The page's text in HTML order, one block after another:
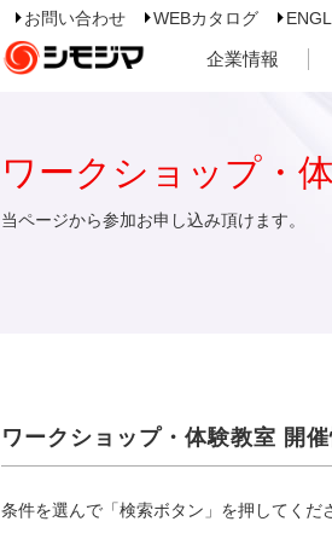
お問い合わせ WEBカタログ
企業情報
ワークショップ・
当ページから参加お申し込み頂けます。
ワークショップ・体験教室 開
条件を選んで「検索ボタン」を押してくだ